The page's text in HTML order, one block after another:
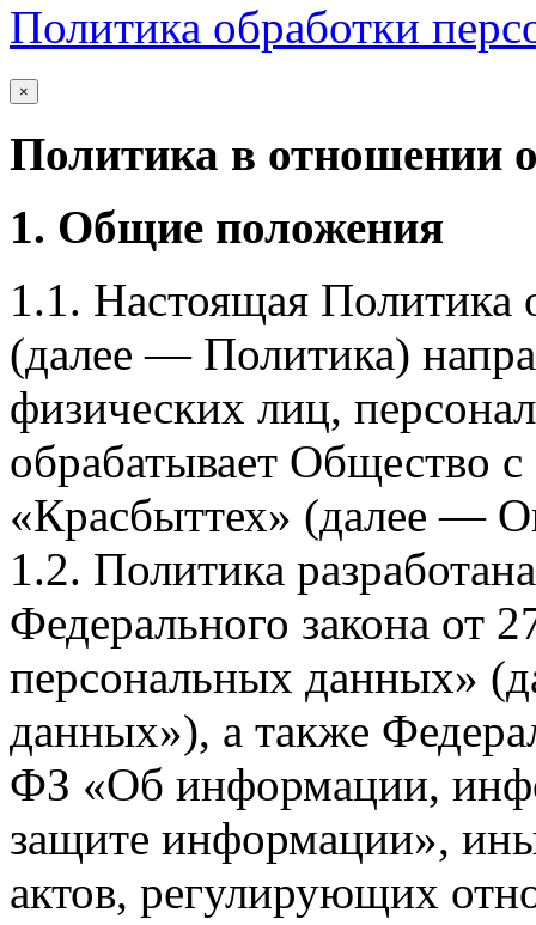
Политика обработки
×
Политика в отношении
1. Общие положения
1.1. Настоящая Политика
(далее — Политика)
физических лиц,
обрабатывает Общество
«Красбыттех» (далее —
1.2. Политика
Федерального закона
персональных данных»
данных»), а также
ФЗ «Об информации,
защите информации»,
актов, регулирующих